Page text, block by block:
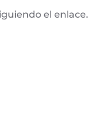
el enlace.